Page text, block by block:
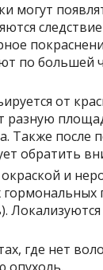
могут
по большей
от
разную
Также после
обратить
и
где нет